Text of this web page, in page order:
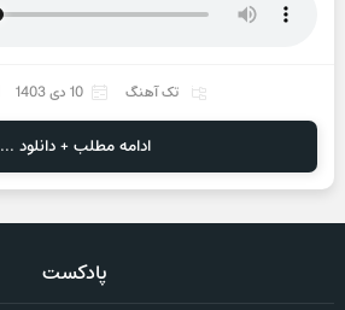
تک آهنگ 10 دی 1403
ادامه مطلب + دانلود ...
پادکست